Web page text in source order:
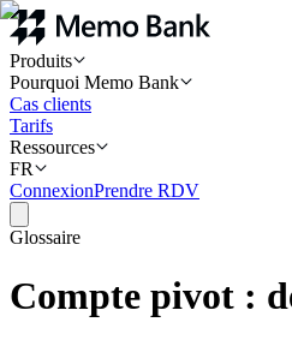
Produits
Pourquoi Memo Bank
Cas clients
Tarifs
Ressources
FR
ConnexionPrendre RDV
Glossaire
Compte pivot :